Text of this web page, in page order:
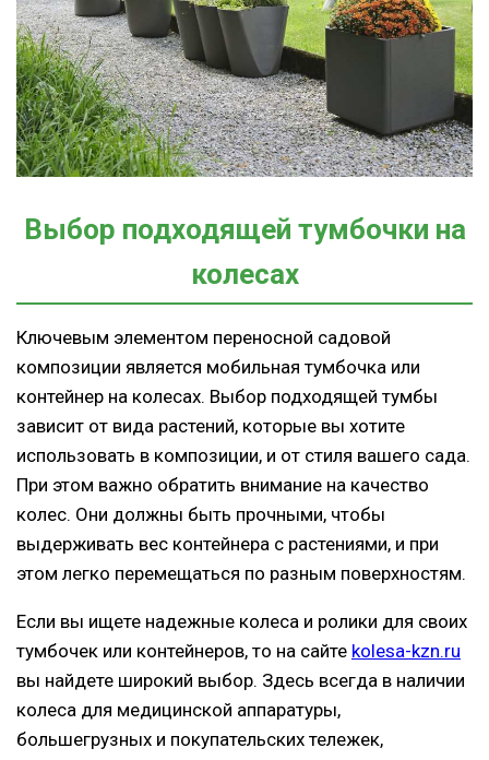
Выбор подходящей тумбочки на
колесах
Ключевым элементом переносной садовой
композиции является мобильная тумбочка или
контейнер на колесах. Выбор подходящей тумбы
зависит от вида растений, которые вы хотите
использовать в композиции, и от стиля вашего сада.
При этом важно обратить внимание на качество
колес. Они должны быть прочными, чтобы
выдерживать вес контейнера с растениями, и при
этом легко перемещаться по разным поверхностям.
Если вы ищете надежные колеса и ролики для своих
тумбочек или контейнеров, то на сайте kolesa-kzn.ru
вы найдете широкий выбор. Здесь всегда в наличии
колеса для медицинской аппаратуры,
большегрузных и покупательских тележек,